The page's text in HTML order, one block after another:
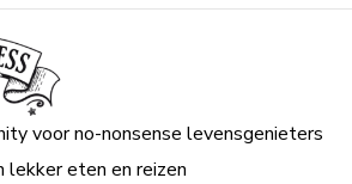
voor no-nonsense levensgenieters
lekker eten en reizen